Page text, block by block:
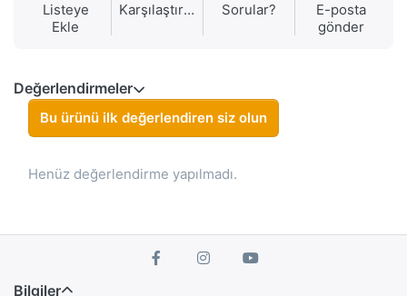
Listeye
Ekle
Karşılaştırma Sorular?
E-posta
gönder
Değerlendirmeler
Bu ürünü ilk değerlendiren siz olun
Henüz değerlendirme yapılmadı.
Bilgiler